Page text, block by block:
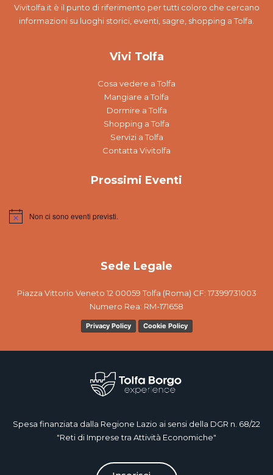
Vivitolfa.it è il punto di riferimento per tutti coloro che cercano
informazioni su luoghi storici, eventi, sagre, shopping a Tolfa.
Vivi Tolfa
Cosa vedere a Tolfa
Mangiare a Tolfa
Dormire a Tolfa
Shopping a Tolfa
Servizi a Tolfa
Contatta Vivitolfa
Prossimi Eventi
Notice
Non ci sono eventi previsti.
Sede Legale
Piazza Vittorio Veneto 12 00059 Tolfa (Roma) CF: 17399731003
Numero Rea: RM-171658
Privacy Policy Cookie Policy
Spesa finanziata dalla Regione Lazio ai sensi della DGR n. 68/22
"Reti di Imprese tra Attività Economiche"